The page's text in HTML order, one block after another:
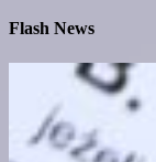
Flash News